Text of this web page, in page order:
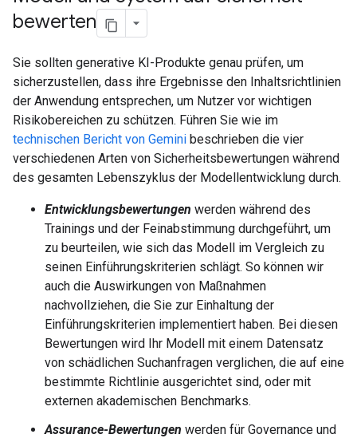
bewerten
Sie sollten generative KI-Produkte genau prüfen, um
sicherzustellen, dass ihre Ergebnisse den Inhaltsrichtlinien
der Anwendung entsprechen, um Nutzer vor wichtigen
Risikobereichen zu schützen. Führen Sie wie im
technischen Bericht von Gemini beschrieben die vier
verschiedenen Arten von Sicherheitsbewertungen während
des gesamten Lebenszyklus der Modellentwicklung durch.
Entwicklungsbewertungen werden während des
Trainings und der Feinabstimmung durchgeführt, um
zu beurteilen, wie sich das Modell im Vergleich zu
seinen Einführungskriterien schlägt. So können wir
auch die Auswirkungen von Maßnahmen
nachvollziehen, die Sie zur Einhaltung der
Einführungskriterien implementiert haben. Bei diesen
Bewertungen wird Ihr Modell mit einem Datensatz
von schädlichen Suchanfragen verglichen, die auf eine
bestimmte Richtlinie ausgerichtet sind, oder mit
externen akademischen Benchmarks.
Assurance-Bewertungen werden für Governance und